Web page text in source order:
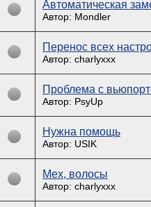
Автоматическая
Автор: Mondler
Перенос всех
Автор: charlyxxx
Проблема с
Автор: PsyUp
Нужна помощь
Автор: USIK
Мех, волосы
Автор: charlyxxx